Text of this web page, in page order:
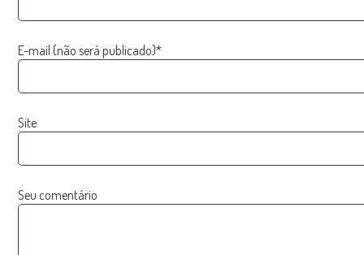
E-mail (não será publicado)*
Site
Seu comentário